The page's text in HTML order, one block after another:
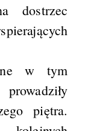
dostrzec
w tym
piętra.